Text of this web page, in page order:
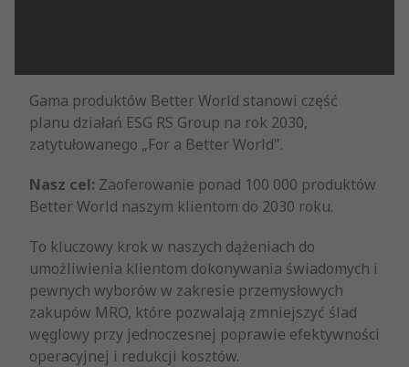
Gama produktów Better World stanowi część
planu działań ESG RS Group na rok 2030,
zatytułowanego „For a Better World".
Nasz cel: Zaoferowanie ponad 100 000 produktów
Better World naszym klientom do 2030 roku.
To kluczowy krok w naszych dążeniach do
umożliwienia klientom dokonywania świadomych i
pewnych wyborów w zakresie przemysłowych
zakupów MRO, które pozwalają zmniejszyć ślad
węglowy przy jednoczesnej poprawie efektywności
operacyjnej i redukcji kosztów.